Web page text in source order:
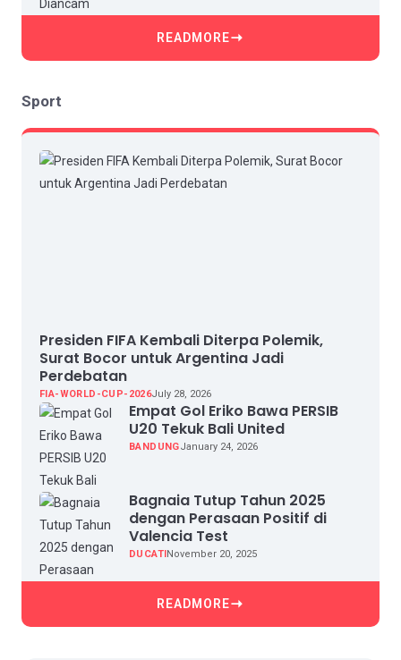
READMORE
Sport
Presiden FIFA Kembali Diterpa Polemik,
Surat Bocor untuk Argentina Jadi
Perdebatan
FIA-WORLD-CUP-2026July 28, 2026
Empat Gol Eriko Bawa PERSIB
U20 Tekuk Bali United
BANDUNGJanuary 24, 2026
Bagnaia Tutup Tahun 2025
dengan Perasaan Positif di
Valencia Test
DUCATINovember 20, 2025
READMORE